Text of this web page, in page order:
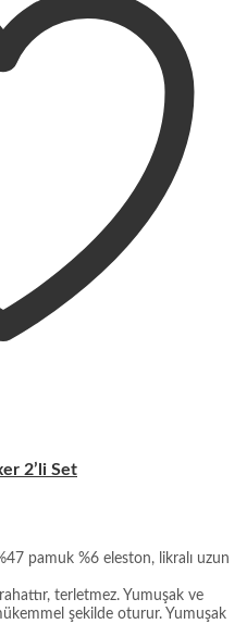
2’li Set
pamuk %6 eleston, likralı uzun
terletmez. Yumuşak ve
şekilde oturur. Yumuşak